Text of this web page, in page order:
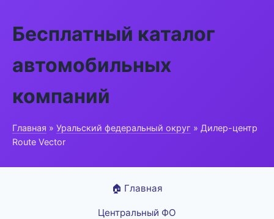
Бесплатный каталог
автомобильных
компаний
Главная » Уральский федеральный округ » Дилер-центр
Route Vector
🏠 Главная
Центральный ФО